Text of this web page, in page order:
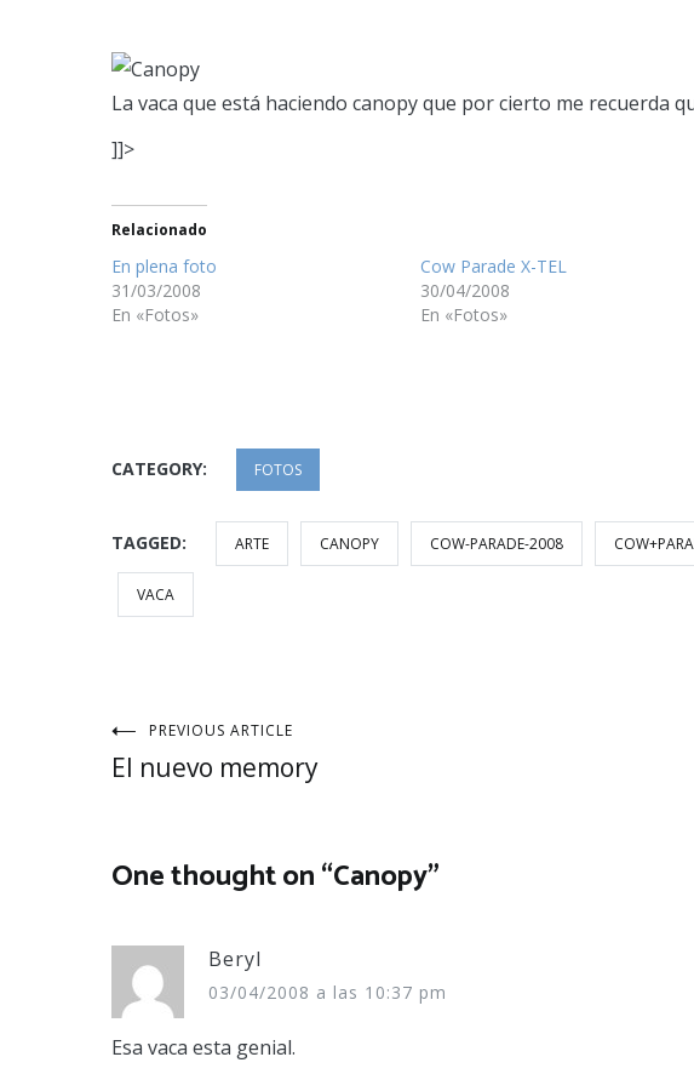
La vaca que está haciendo canopy que por cierto me recuerda
]]>
Relacionado
En plena foto
31/03/2008
En «Fotos»
Cow Parade X-TEL
30/04/2008
En «Fotos»
CATEGORY: FOTOS
TAGGED: ARTE CANOPY COW-PARADE-2008
VACA
Navegación
entradas
PREVIOUS ARTICLE
El nuevo memory
One thought on “Canopy”
Beryl
03/04/2008 a las 10:37 pm
Esa vaca esta genial.